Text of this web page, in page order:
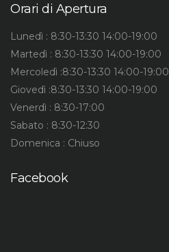
Orari di Apertura
Lunedì : 8:30-13:30 14:00-19:00
Martedì : 8:30-13:30 14:00-19:00
Mercoledì :8:30-13:30 14:00-19:00
Giovedì :8:30-13:30 14:00-19:00
Venerdì : 8:30-17:00
Sabato : 8:30-12:30
Domenica : Chiuso
Facebook